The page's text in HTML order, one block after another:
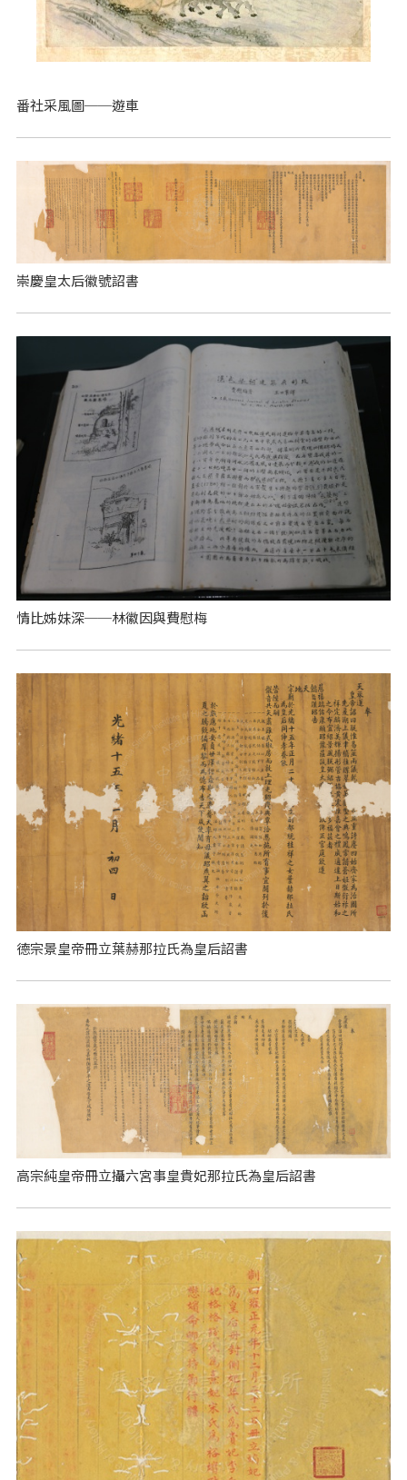
番社采風圖──遊車
崇慶皇太后徽號詔書
情比姊妹深──林徽因與費慰梅
德宗景皇帝冊立葉赫那拉氏為皇后詔書
高宗純皇帝冊立攝六宮事皇貴妃那拉氏為皇后詔書